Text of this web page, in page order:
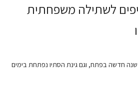
לשתילה משפחתית
שנה חדשה בפתח, וגם גינת הסתיו נפתחת בימים